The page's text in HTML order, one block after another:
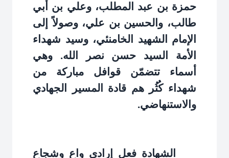
حمزة بن عبد المطلب، وعلي بن أبي
طالب، والحسين بن علي، وصولاً إلى
الإمام الشهيد الخامنئي، وسيد شهداء
الأمة السيد حسن نصر الله. وهي
أسماء تتضمّن قوافل مباركة من
شهداء كُثُر هم قادة المسير الجهادي
والاستنهاضي.
الشهادة فعل إرادي واعٍ وشجاع